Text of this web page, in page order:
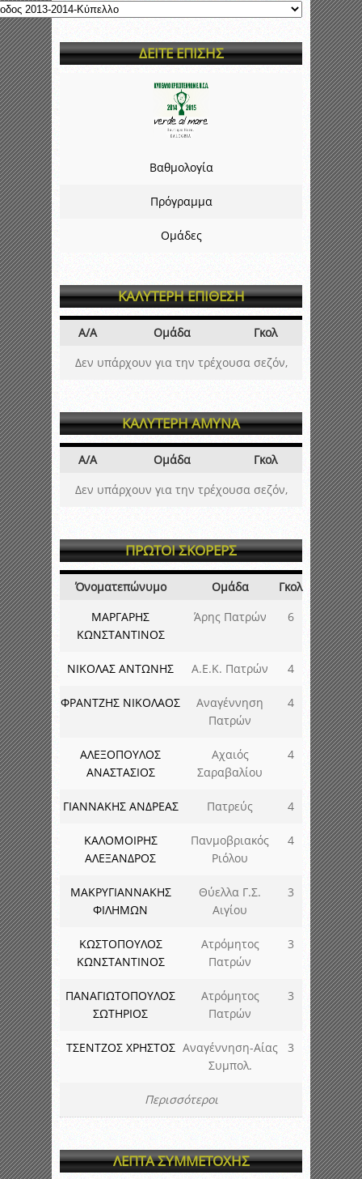
ΔΕΙΤΕ ΕΠΙΣΗΣ
Βαθμολογία
Πρόγραμμα
Ομάδες
ΚΑΛΥΤΕΡΗ ΕΠΙΘΕΣΗ
Α/Α Ομάδα
Γκολ
Δεν υπάρχουν για την τρέχουσα σεζόν,
ΚΑΛΥΤΕΡΗ ΑΜΥΝΑ
Α/Α Ομάδα
Γκολ
Δεν υπάρχουν για την τρέχουσα σεζόν,
ΠΡΩΤΟΙ ΣΚΟΡΕΡΣ
Όνοματεπώνυμο Ομάδα
Γκολ
ΜΑΡΓΑΡΗΣ
ΚΩΝΣΤΑΝΤΙΝΟΣ
Άρης Πατρών 6
ΝΙΚΟΛΑΣ ΑΝΤΩΝΗΣ Α.Ε.Κ. Πατρών 4
ΦΡΑΝΤΖΗΣ ΝΙΚΟΛΑΟΣ
Αναγέννηση
Πατρών
4
ΑΛΕΞΟΠΟΥΛΟΣ
ΑΝΑΣΤΑΣΙΟΣ
Αχαιός
Σαραβαλίου
4
ΓΙΑΝΝΑΚΗΣ ΑΝΔΡΕΑΣ Πατρεύς 4
ΚΑΛΟΜΟΙΡΗΣ
ΑΛΕΞΑΝΔΡΟΣ
Πανμοβριακός
Ριόλου
4
ΜΑΚΡΥΓΙΑΝΝΑΚΗΣ
ΦΙΛΗΜΩΝ
Θύελλα Γ.Σ.
Αιγίου
3
ΚΩΣΤΟΠΟΥΛΟΣ
ΚΩΝΣΤΑΝΤΙΝΟΣ
Ατρόμητος
Πατρών
3
ΠΑΝΑΓΙΩΤΟΠΟΥΛΟΣ
ΣΩΤΗΡΙΟΣ
Ατρόμητος
Πατρών
3
ΤΣΕΝΤΖΟΣ ΧΡΗΣΤΟΣ Αναγέννηση-Αίας
Συμπολ.
3
Περισσότεροι
ΛΕΠΤΑ ΣΥΜΜΕΤΟΧΗΣ